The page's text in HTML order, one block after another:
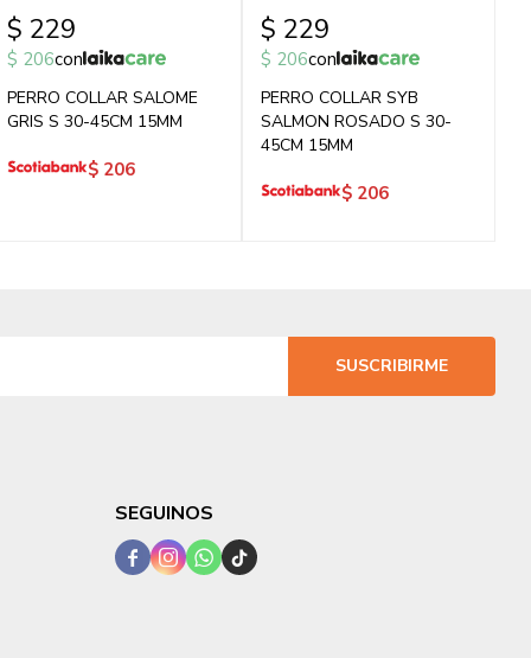
$ 229
$ 206con
PERRO COLLAR SALOME
GRIS S 30-45CM 15MM
$ 206
$ 229
$ 206con
PERRO COLLAR SYB
SALMON ROSADO S 30-
45CM 15MM
$ 206
SUSCRIBIRME
SEGUINOS
   